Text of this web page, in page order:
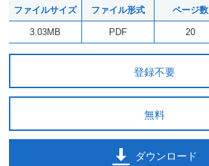
ファイルサイズ ファイル形式 ページ数
3.03MB PDF 20
登録不要
無料
ダウンロード